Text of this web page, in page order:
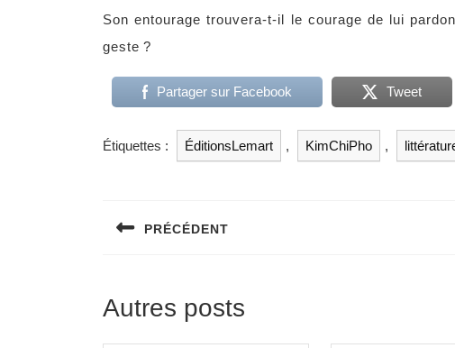
Son entourage trouvera-t-il le courage de lui
geste ?
Partager sur Facebook Tweet
Étiquettes : ÉditionsLemart , KimChiPho ,
de
PRÉCÉDENT
Autres posts